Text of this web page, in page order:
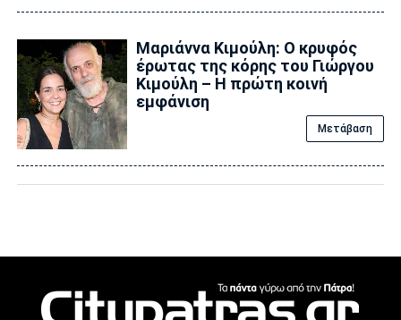
Μαριάννα Κιμούλη: Ο κρυφός
έρωτας της κόρης του Γιώργου
Κιμούλη – Η πρώτη κοινή
εμφάνιση
Μετάβαση